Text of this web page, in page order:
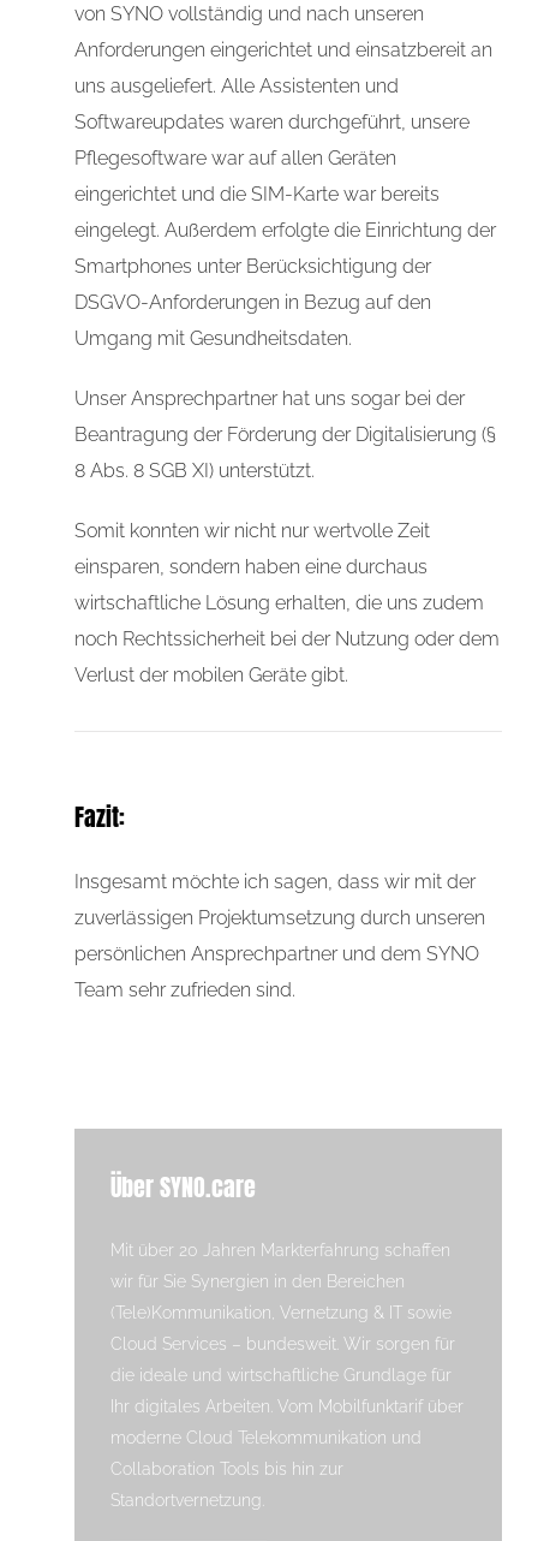
von SYNO vollständig und nach unseren
Anforderungen eingerichtet und einsatzbereit an
uns ausgeliefert. Alle Assistenten und
Softwareupdates waren durchgeführt, unsere
Pflegesoftware war auf allen Geräten
eingerichtet und die SIM-Karte war bereits
eingelegt. Außerdem erfolgte die Einrichtung der
Smartphones unter Berücksichtigung der
DSGVO-Anforderungen in Bezug auf den
Umgang mit Gesundheitsdaten.
Unser Ansprechpartner hat uns sogar bei der
Beantragung der Förderung der Digitalisierung (§
8 Abs. 8 SGB XI) unterstützt.
Somit konnten wir nicht nur wertvolle Zeit
einsparen, sondern haben eine durchaus
wirtschaftliche Lösung erhalten, die uns zudem
noch Rechtssicherheit bei der Nutzung oder dem
Verlust der mobilen Geräte gibt.
Fazit:
Insgesamt möchte ich sagen, dass wir mit der
zuverlässigen Projektumsetzung durch unseren
persönlichen Ansprechpartner und dem SYNO
Team sehr zufrieden sind.
Über SYNO.care
Mit über 20 Jahren Markterfahrung schaffen
wir für Sie Synergien in den Bereichen
(Tele)Kommunikation, Vernetzung & IT sowie
Cloud Services – bundesweit. Wir sorgen für
die ideale und wirtschaftliche Grundlage für
Ihr digitales Arbeiten. Vom Mobilfunktarif über
moderne Cloud Telekommunikation und
Collaboration Tools bis hin zur
Standortvernetzung.